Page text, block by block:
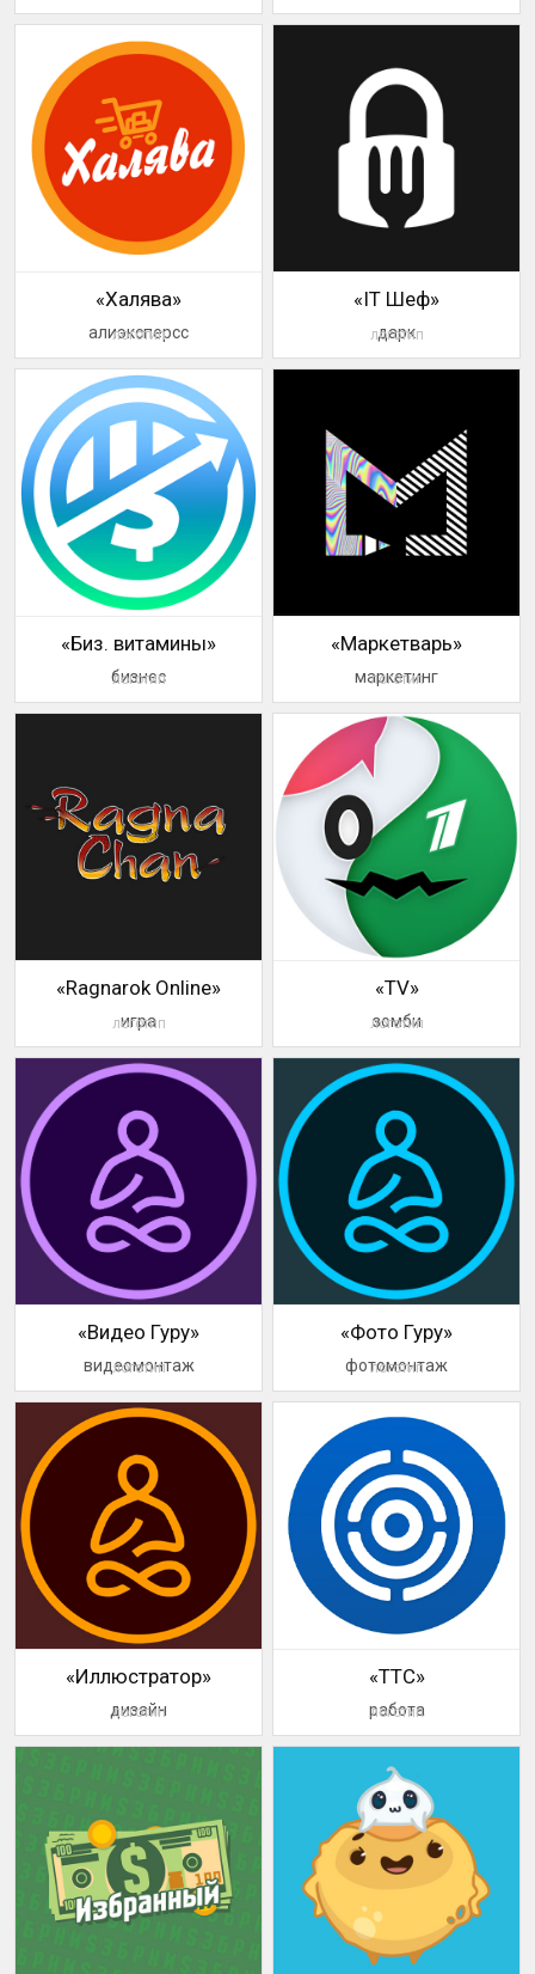
«Халява»
алиэксперсс
логотип
«IT Шеф»
дарк
логотип
«Биз. витамины»
бизнес
логотип
«Маркетварь»
маркетинг
логотип
«Ragnarok Online»
игра
логотип
«TV»
зомби
логотип
«Видео Гуру»
видеомонтаж
логотип
«Фото Гуру»
фотомонтаж
логотип
«Иллюстратор»
дизайн
логотип
«TTC»
работа
логотип